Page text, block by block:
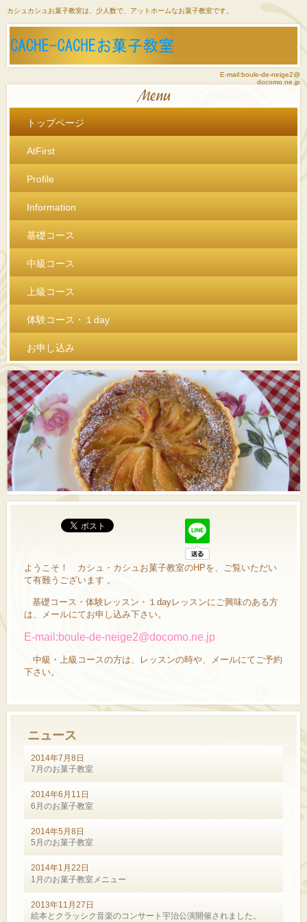
カシュカシュお菓子教室は、少人数で、アットホームなお菓子教室です。
E-mail:boule-de-neige2@
docomo.ne.jp
トップページ
AtFirst
Profile
Information
基礎コース
中級コース
上級コース
体験コース・１day
お申し込み
ようこそ！ カシュ・カシュお菓子教室のHPを、ご覧いただい
て有難うございます 。
基礎コース・体験レッスン・１dayレッスンにご興味のある方
は、メールにてお申し込み下さい。
E-mail:boule-de-neige2@docomo.ne.jp
中級・上級コースの方は、レッスンの時や、メールにてご予約
下さい。
ニュース
2014年7月8日
7月のお菓子教室
2014年6月11日
6月のお菓子教室
2014年5月8日
5月のお菓子教室
2014年1月22日
1月のお菓子教室メニュー
2013年11月27日
絵本とクラッシク音楽のコンサート宇治公演開催されました。